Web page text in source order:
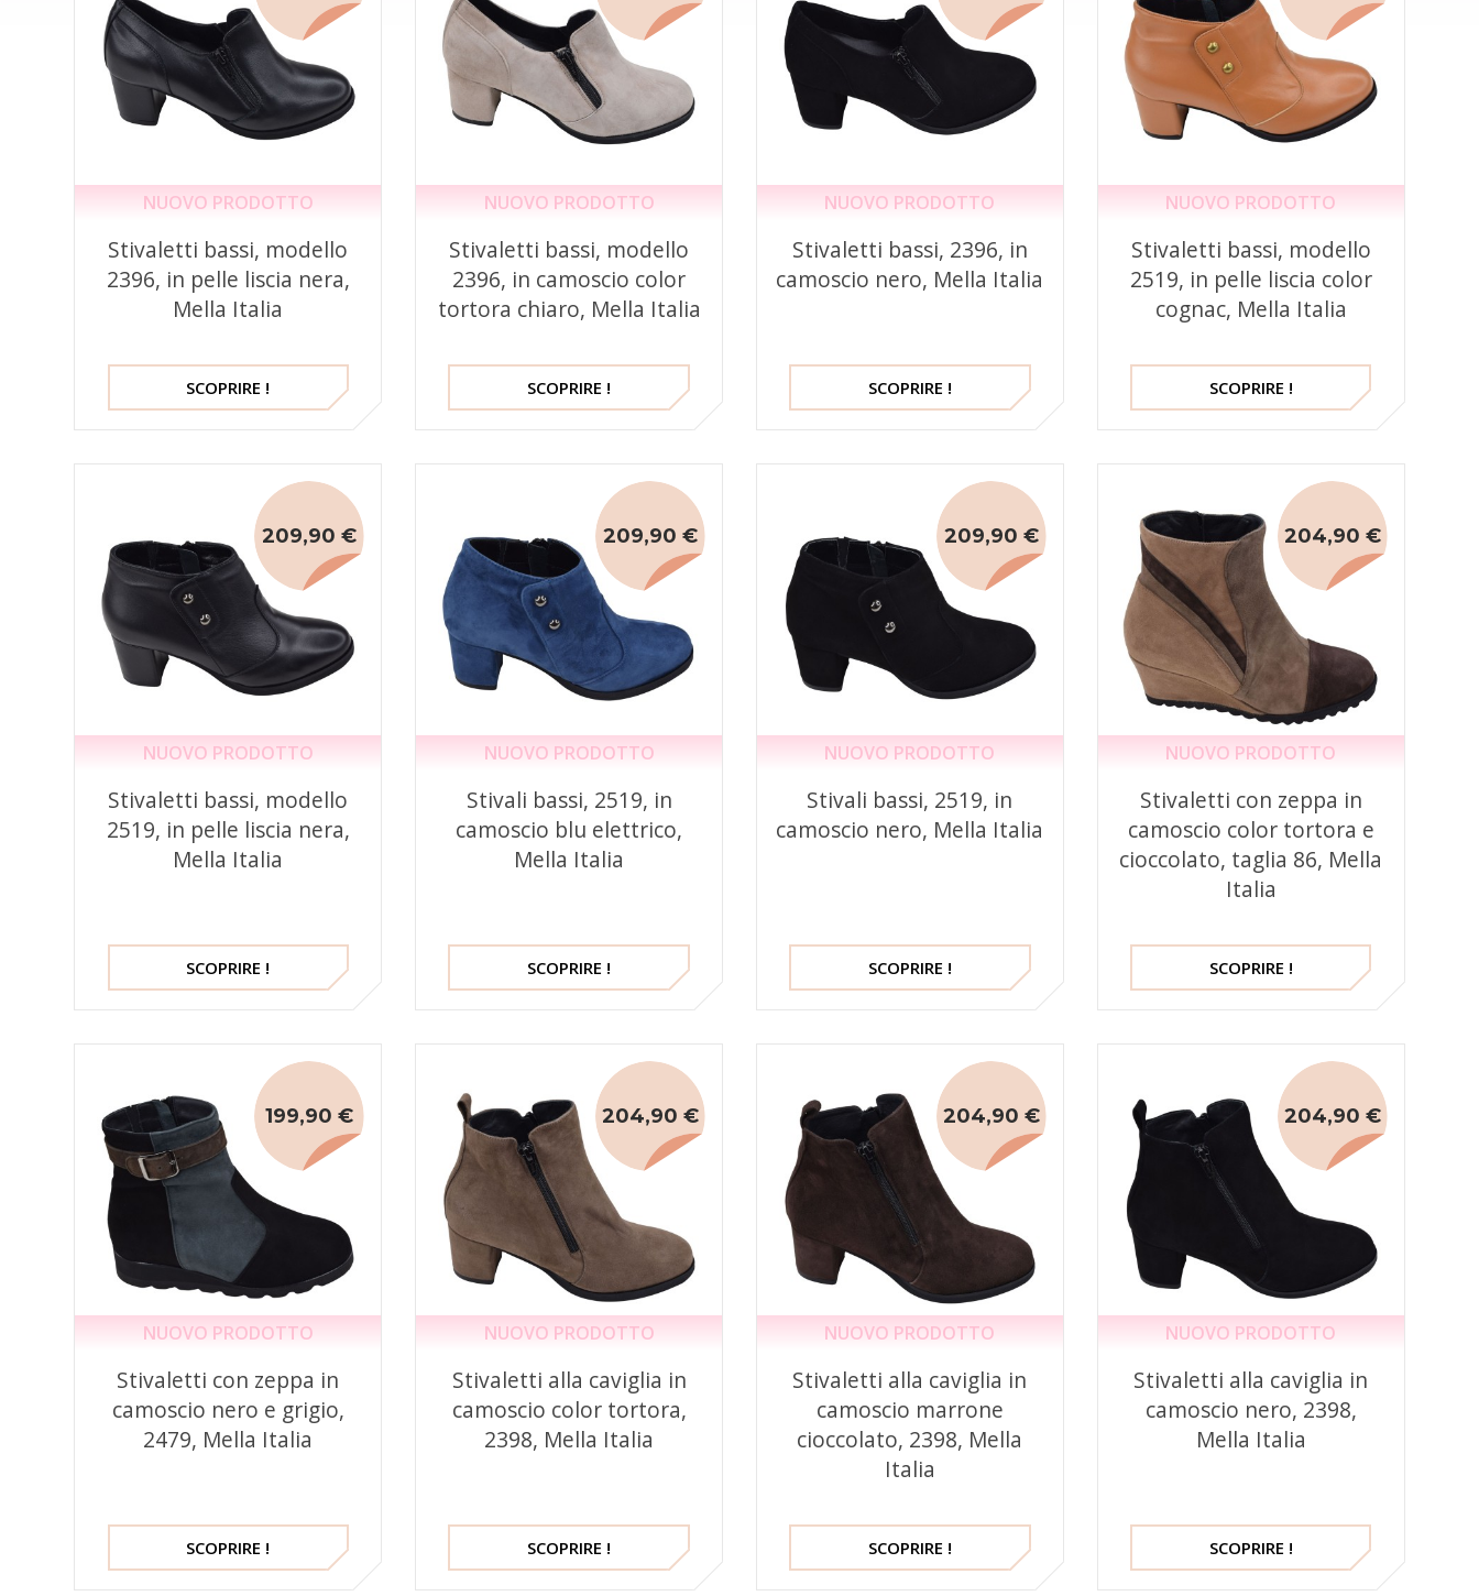
NUOVO PRODOTTO
Stivaletti bassi, modello
2396, in pelle liscia nera,
Mella Italia
SCOPRIRE !
NUOVO PRODOTTO
Stivaletti bassi, modello
2396, in camoscio color
tortora chiaro, Mella Italia
SCOPRIRE !
NUOVO PRODOTTO
Stivaletti bassi, 2396, in
camoscio nero, Mella Italia
SCOPRIRE !
NUOVO PRODOTTO
Stivaletti bassi, modello
2519, in pelle liscia color
cognac, Mella Italia
SCOPRIRE !
NUOVO PRODOTTO
Stivaletti bassi, modello
2519, in pelle liscia nera,
Mella Italia
209,90 €
SCOPRIRE !
NUOVO PRODOTTO
Stivali bassi, 2519, in
camoscio blu elettrico,
Mella Italia
209,90 €
SCOPRIRE !
NUOVO PRODOTTO
Stivali bassi, 2519, in
camoscio nero, Mella Italia
209,90 €
SCOPRIRE !
NUOVO PRODOTTO
Stivaletti con zeppa in
camoscio color tortora e
cioccolato, taglia 86, Mella
Italia
204,90 €
SCOPRIRE !
NUOVO PRODOTTO
Stivaletti con zeppa in
camoscio nero e grigio,
2479, Mella Italia
199,90 €
SCOPRIRE !
NUOVO PRODOTTO
Stivaletti alla caviglia in
camoscio color tortora,
2398, Mella Italia
204,90 €
SCOPRIRE !
NUOVO PRODOTTO
Stivaletti alla caviglia in
camoscio marrone
cioccolato, 2398, Mella
Italia
204,90 €
SCOPRIRE !
NUOVO PRODOTTO
Stivaletti alla caviglia in
camoscio nero, 2398,
Mella Italia
204,90 €
SCOPRIRE !